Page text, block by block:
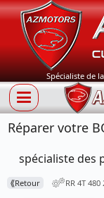
Spécialiste de
Réparer votre
spécialiste des
⟪Retour RR 4T 480